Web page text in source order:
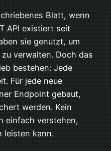
Blatt, wenn
API existiert seit
sie genutzt, um
verwalten. Doch das
bestehen: Jede
Für jede neue
Endpoint gebaut,
werden. Kein
einfach verstehen,
leisten kann.